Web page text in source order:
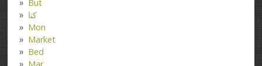
But
کتا
Mon
Market
Bed